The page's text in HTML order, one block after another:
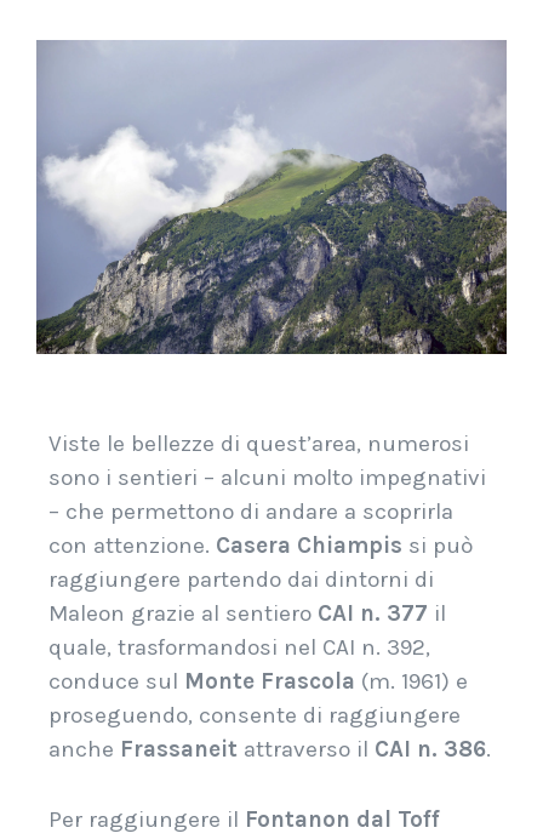
Viste le bellezze di quest’area, numerosi
sono i sentieri – alcuni molto impegnativi
– che permettono di andare a scoprirla
con attenzione. Casera Chiampis si può
raggiungere partendo dai dintorni di
Maleon grazie al sentiero CAI n. 377 il
quale, trasformandosi nel CAI n. 392,
conduce sul Monte Frascola (m. 1961) e
proseguendo, consente di raggiungere
anche Frassaneit attraverso il CAI n. 386.
Per raggiungere il Fontanon dal Toff